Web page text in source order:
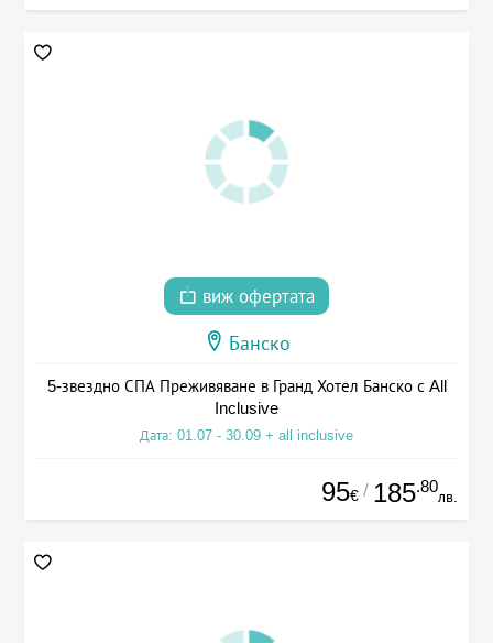
виж офертата
Банско
5-звездно СПА Преживяване в Гранд Хотел Банско с All
Inclusive
Дата: 01.07 - 30.09 + all inclusive
95€ / 185.80
лв.